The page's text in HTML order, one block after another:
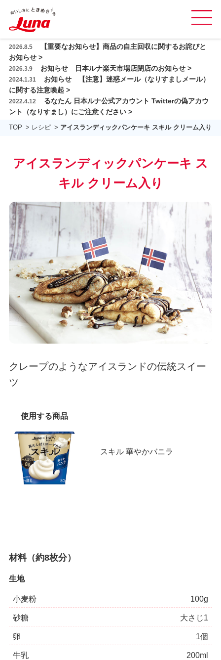
グ
ロ
ー
ビ
開
る
商品紹介
レシピ
日本ルナの乳酸菌
おいしさと品質
採用情報
お問い合わせ ＆ FAQ
2026.8.5
【重要なお知らせ】商品の自主回収に関するお詫びと
お知らせ >
2026.3.9 お知らせ 日本ルナ楽天市場店閉店のお知らせ >
2024.1.31
お知らせ 【注意】迷惑メール（なりすましメール）
に関する注意喚起 >
2022.4.12
るなたん 日本ルナ公式アカウント Twitterの偽アカウ
ント（なりすまし）にご注意ください >
TOP レシピ アイスランディックパンケーキ スキル クリーム入り
アイスランディックパンケーキ ス
キル クリーム入り
クレープのようなアイスランドの伝統スイー
ツ
スキル 華やかバニラ
使用する商品
材料（約8枚分）
生地
小麦粉 100g
砂糖 大さじ1
卵 1個
牛乳 200ml